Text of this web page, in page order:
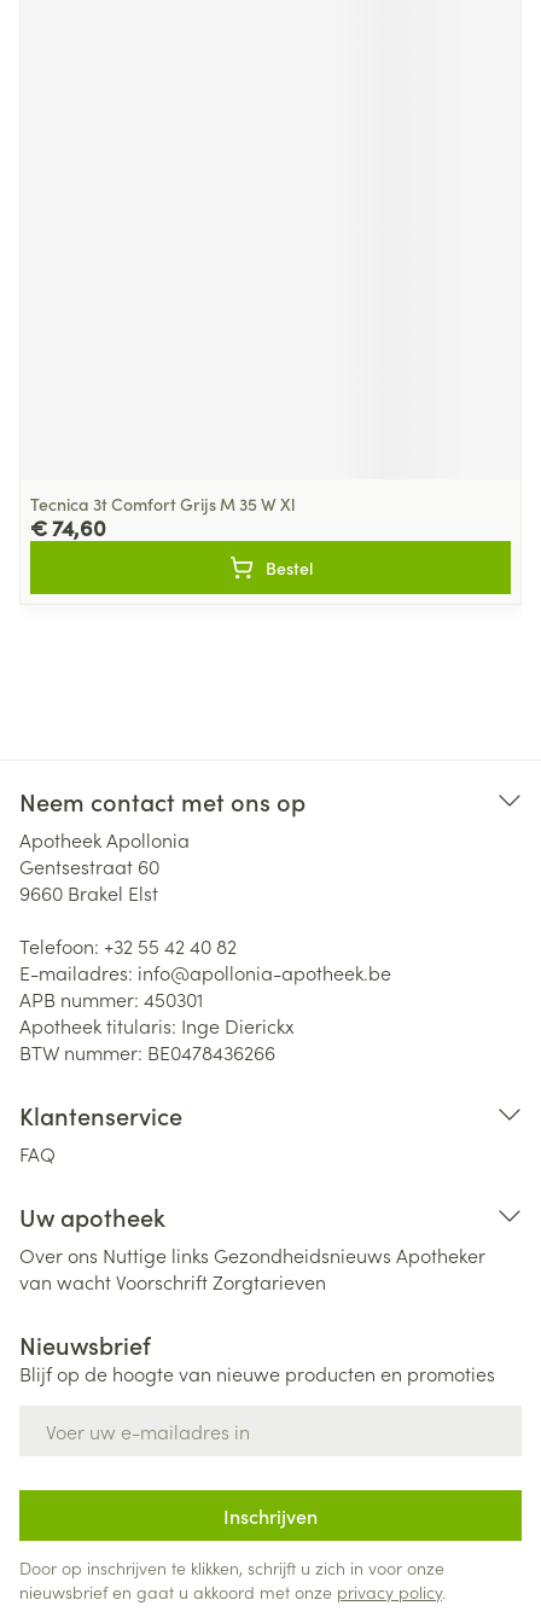
Tecnica 3t Comfort Grijs M 35 W Xl
€ 74,60
Bestel
Neem contact met ons op
Apotheek Apollonia
Gentsestraat 60
9660 Brakel Elst
Telefoon: +32 55 42 40 82
E-mailadres: info@apollonia-apotheek.be
APB nummer: 450301
Apotheek titularis: Inge Dierickx
BTW nummer: BE0478436266
Klantenservice
FAQ
Uw apotheek
Over ons Nuttige links Gezondheidsnieuws Apotheker
van wachtVoorschriftZorgtarieven
Nieuwsbrief
Blijf op de hoogte van nieuwe producten en promoties
Inschrijven
Door op inschrijven te klikken, schrijft u zich in voor onze
nieuwsbrief en gaat u akkoord met onze privacy policy.